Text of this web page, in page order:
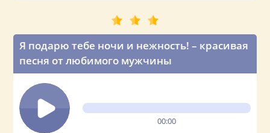
Я подарю тебе ночи и нежность! – красивая
песня от любимого мужчины
00:00